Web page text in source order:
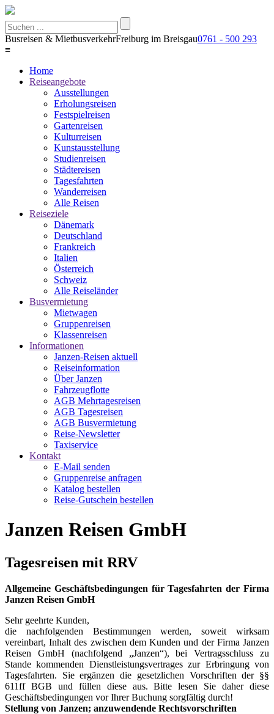
Busreisen & MietbusverkehrFreiburg im Breisgau0761 - 500 293
≡
Home
Reiseangebote
Ausstellungen
Erholungsreisen
Festspielreisen
Gartenreisen
Kulturreisen
Kunstausstellung
Studienreisen
Städtereisen
Tagesfahrten
Wanderreisen
Alle Reisen
Reiseziele
Dänemark
Deutschland
Frankreich
Italien
Österreich
Schweiz
Alle Reiseländer
Busvermietung
Mietwagen
Gruppenreisen
Klassenreisen
Informationen
Janzen-Reisen aktuell
Reiseinformation
Über Janzen
Fahrzeugflotte
AGB Mehrtagesreisen
AGB Tagesreisen
AGB Busvermietung
Reise-Newsletter
Taxiservice
Kontakt
E-Mail senden
Gruppenreise anfragen
Katalog bestellen
Reise-Gutschein bestellen
Janzen Reisen GmbH
Tagesreisen mit RRV
Allgemeine Geschäftsbedingungen für Tagesfahrten der Firma
Janzen Reisen GmbH
Sehr geehrte Kunden,
die nachfolgenden Bestimmungen werden, soweit wirksam
vereinbart, Inhalt des zwischen dem Kunden und der Firma Janzen
Reisen GmbH (nachfolgend „Janzen“), bei Vertragsschluss zu
Stande kommenden Dienstleistungsvertrages zur Erbringung von
Tagesfahrten. Sie ergänzen die gesetzlichen Vorschriften der §§
611ff BGB und füllen diese aus. Bitte lesen Sie daher diese
Geschäftsbedingungen vor Ihrer Buchung sorgfältig durch!
Stellung von Janzen; anzuwendende Rechtsvorschriften